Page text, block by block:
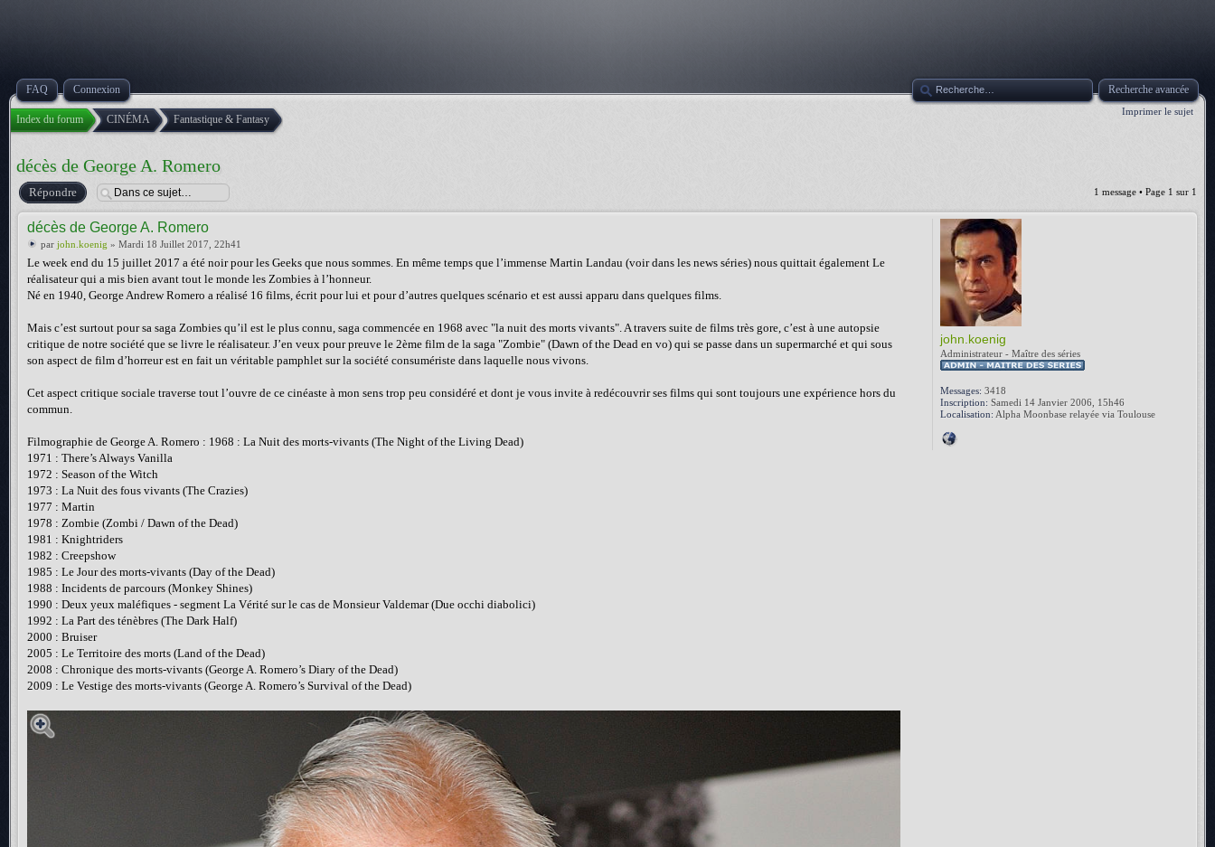
FAQ Connexion Recherche avancée
Imprimer le sujet
Index du forum CINÉMA Fantastique & Fantasy
décès de George A. Romero
Répondre 1 message • Page 1 sur 1
décès de George A. Romero
par john.koenig » Mardi 18 Juillet 2017, 22h41
Le week end du 15 juillet 2017 a été noir pour les Geeks que nous sommes. En même temps que l’immense Martin Landau (voir dans les news séries) nous quittait également Le
réalisateur qui a mis bien avant tout le monde les Zombies à l’honneur.
Né en 1940, George Andrew Romero a réalisé 16 films, écrit pour lui et pour d’autres quelques scénario et est aussi apparu dans quelques films.
Mais c’est surtout pour sa saga Zombies qu’il est le plus connu, saga commencée en 1968 avec "la nuit des morts vivants". A travers suite de films très gore, c’est à une autopsie
critique de notre société que se livre le réalisateur. J’en veux pour preuve le 2ème film de la saga "Zombie" (Dawn of the Dead en vo) qui se passe dans un supermarché et qui sous
son aspect de film d’horreur est en fait un véritable pamphlet sur la société consumériste dans laquelle nous vivons.
Cet aspect critique sociale traverse tout l’ouvre de ce cinéaste à mon sens trop peu considéré et dont je vous invite à redécouvrir ses films qui sont toujours une expérience hors du
commun.
Filmographie de George A. Romero : 1968 : La Nuit des morts-vivants (The Night of the Living Dead)
1971 : There’s Always Vanilla
1972 : Season of the Witch
1973 : La Nuit des fous vivants (The Crazies)
1977 : Martin
1978 : Zombie (Zombi / Dawn of the Dead)
1981 : Knightriders
1982 : Creepshow
1985 : Le Jour des morts-vivants (Day of the Dead)
1988 : Incidents de parcours (Monkey Shines)
1990 : Deux yeux maléfiques - segment La Vérité sur le cas de Monsieur Valdemar (Due occhi diabolici)
1992 : La Part des ténèbres (The Dark Half)
2000 : Bruiser
2005 : Le Territoire des morts (Land of the Dead)
2008 : Chronique des morts-vivants (George A. Romero’s Diary of the Dead)
2009 : Le Vestige des morts-vivants (George A. Romero’s Survival of the Dead)
john.koenig
Administrateur - Maître des séries
Messages: 3418
Inscription: Samedi 14 Janvier 2006, 15h46
Localisation: Alpha Moonbase relayée via Toulouse